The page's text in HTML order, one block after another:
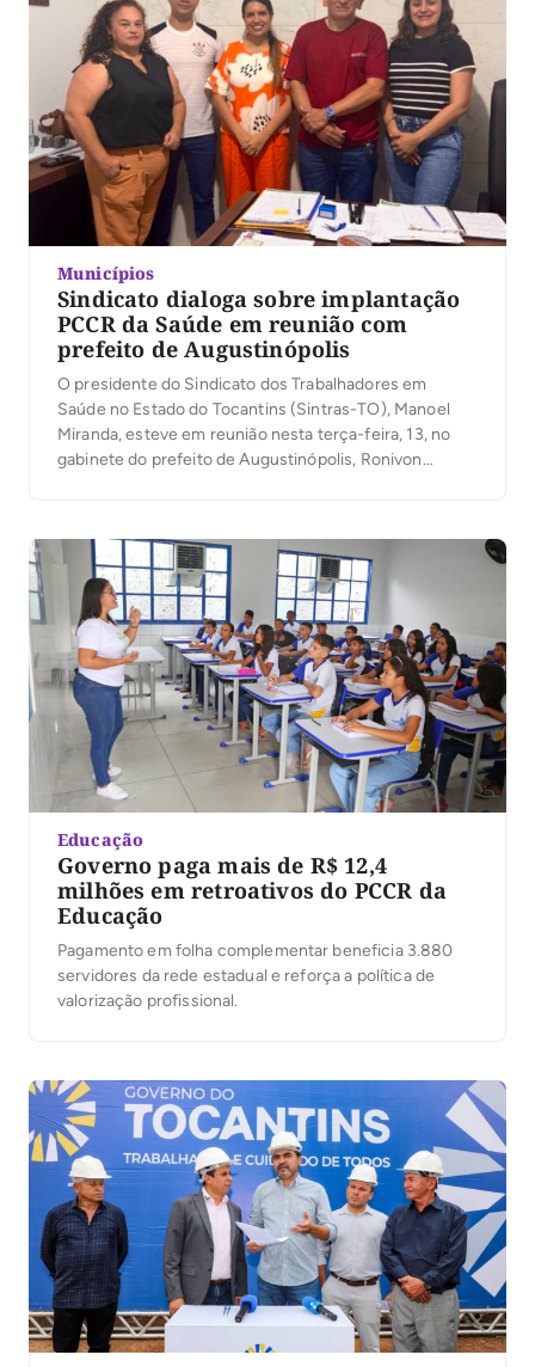
Municípios
Sindicato dialoga sobre implantação
PCCR da Saúde em reunião com
prefeito de Augustinópolis
O presidente do Sindicato dos Trabalhadores em
Saúde no Estado do Tocantins (Sintras-TO), Manoel
Miranda, esteve em reunião nesta terça-feira, 13, no
gabinete do prefeito de Augustinópolis, Ronivon
servidores da Saúde. Também participaram do
encontro a primeira-dama do município, […]
Educação
Governo paga mais de R$ 12,4
milhões em retroativos do PCCR da
Educação
Pagamento em folha complementar beneficia 3.880
servidores da rede estadual e reforça a política de
valorização profissional.